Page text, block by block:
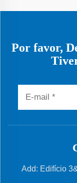
Por favor,
Add: Edifício